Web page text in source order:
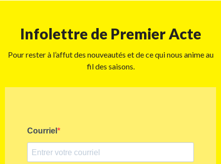
Infolettre de Premier Acte
Pour rester à l’affut des nouveautés et de ce qui nous anime au
fil des saisons.